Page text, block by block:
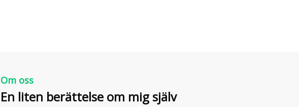
Om oss
En liten berättelse om mig själv